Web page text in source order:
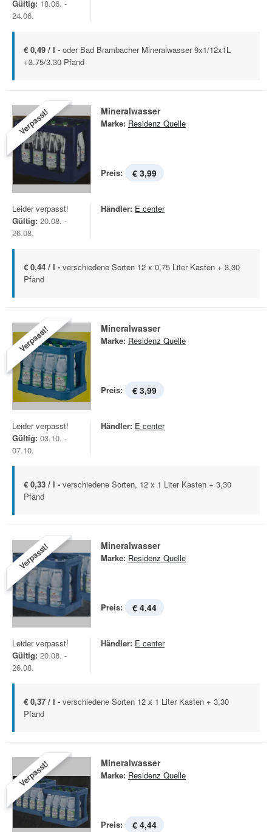
Gültig: 18.06. -
24.06.
€ 0,49 / l - oder Bad Brambacher Mineralwasser 9x1/12x1L
+3.75/3.30 Pfand
Verpasst! Mineralwasser
Marke: Residenz Quelle
Preis: € 3,99
Leider verpasst!
Gültig: 20.08. -
26.08.
Händler: E center
€ 0,44 / l - verschiedene Sorten 12 x 0,75 Liter Kasten + 3,30
Pfand
Verpasst! Mineralwasser
Marke: Residenz Quelle
Preis: € 3,99
Leider verpasst!
Gültig: 03.10. -
07.10.
Händler: E center
€ 0,33 / l - verschiedene Sorten, 12 x 1 Liter Kasten + 3,30
Pfand
Verpasst! Mineralwasser
Marke: Residenz Quelle
Preis: € 4,44
Leider verpasst!
Gültig: 20.08. -
26.08.
Händler: E center
€ 0,37 / l - verschiedene Sorten 12 x 1 Liter Kasten + 3,30
Pfand
Verpasst! Mineralwasser
Marke: Residenz Quelle
Preis: € 4,44